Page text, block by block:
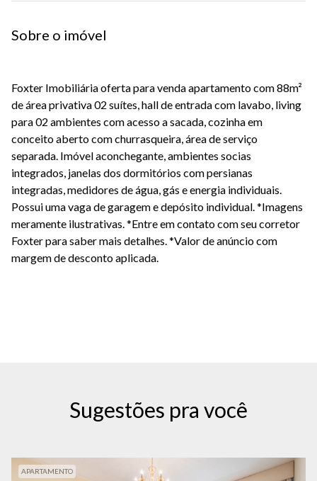
Sobre o imóvel
Foxter Imobiliária oferta para venda apartamento com 88m²
de área privativa 02 suítes, hall de entrada com lavabo, living
para 02 ambientes com acesso a sacada, cozinha em
conceito aberto com churrasqueira, área de serviço
separada. Imóvel aconchegante, ambientes socias
integrados, janelas dos dormitórios com persianas
integradas, medidores de água, gás e energia individuais.
Possui uma vaga de garagem e depósito individual. *Imagens
meramente ilustrativas. *Entre em contato com seu corretor
Foxter para saber mais detalhes.*Valor de anúncio com
margem de desconto aplicada.
Sugestões pra você
APARTAMENTO